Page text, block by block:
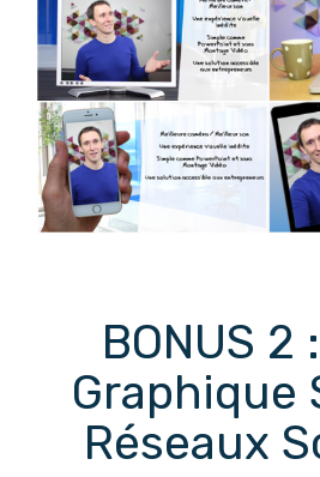
BONUS 2
Graphique
Réseaux